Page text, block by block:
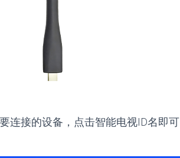
连接的设备，点击智能电视ID名即可